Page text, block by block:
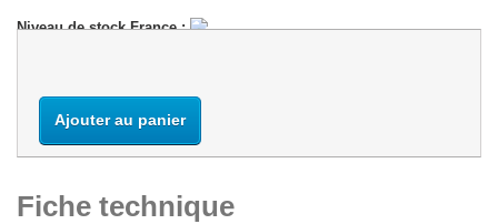
Niveau de stock France :
Ajouter au panier
Fiche technique